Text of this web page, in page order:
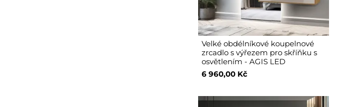
Velké obdélníkové koupelnové
zrcadlo s výřezem pro skříňku s
osvětlením - AGIS LED
6 960,00 Kč